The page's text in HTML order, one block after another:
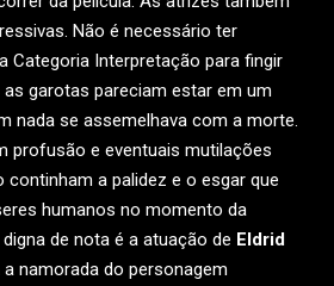
Não é necessário ter
Categoria Interpretação para fingir
garotas pareciam estar em um
nada se assemelhava com a morte.
profusão e eventuais mutilações
continham a palidez e o esgar que
humanos no momento da
de nota é a atuação de Eldrid
namorada do personagem